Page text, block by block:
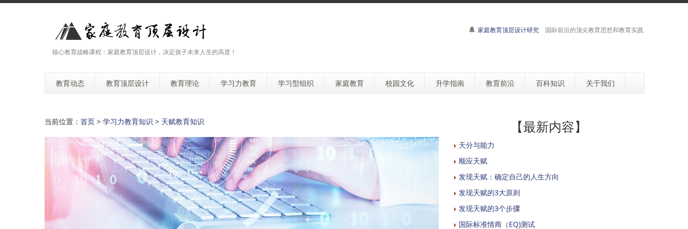
核心教育战略课程：家庭教育顶层设计，决定孩子未来人生的高度！
家庭教育顶层设计研究 国际前沿的顶尖教育思想和教育实践
教育动态 教育顶层设计 教育理论 学习力教育 学习型组织 家庭教育 校园文化 升学指南 教育前沿 百科知识 关于我们
当前位置： 首页 > 学习力教育知识 > 天赋教育知识 【最新内容】
天分与能力
顺应天赋
发现天赋：确定自己的人生方向
发现天赋的3大原则
发现天赋的3个步骤
国际标准情商（EQ)测试